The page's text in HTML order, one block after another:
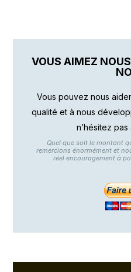
VOUS AIMEZ
Vous pouvez nous
qualité et à nous
n’hésitez
Quel que soit le montant
remercions énormément et
réel encouragement à